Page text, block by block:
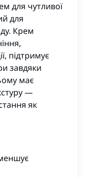
для чутливої
для
Крем
підтримує
завдяки
має
—
як